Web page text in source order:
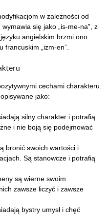
w zależności od
się jako „is-me-na”, z
angielskim brzmi ono
francuskim „izm-en”.
cechami charakteru.
jako:
silny charakter i potrafią
i nie boją się podejmować
bronić swoich wartości i
Są stanowcze i potrafią
są wierne swoim
zawsze liczyć i zawsze
bystry umysł i chęć